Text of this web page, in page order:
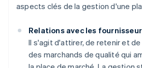
aspects clés de la gestion d'une
Relations avec les
Il s'agit d'attirer, de retenir et
des marchands de qualité qui